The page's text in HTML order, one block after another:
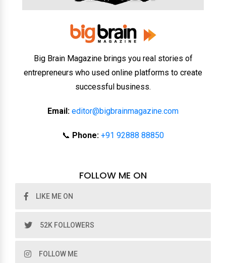
Big Brain Magazine brings you real stories of
entrepreneurs who used online platforms to create
successful business.
Email: editor@bigbrainmagazine.com
📞 Phone: +91 92888 88850
FOLLOW ME ON
LIKE ME ON
52K FOLLOWERS
FOLLOW ME